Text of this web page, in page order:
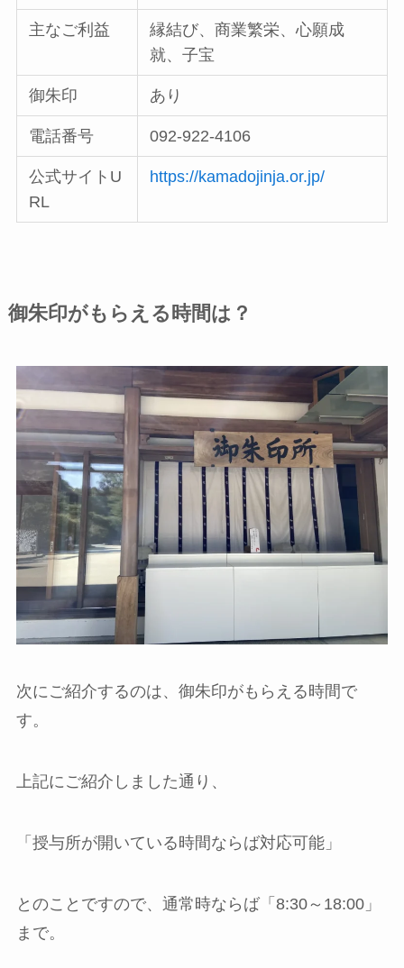
主なご利益
縁結び、商業繁栄、心願成
就、子宝
御朱印 あり
電話番号 092-922-4106
公式サイトU
RL
https://kamadojinja.or.jp/
御朱印がもらえる時間は？
次にご紹介するのは、御朱印がもらえる時間で
す。
上記にご紹介しました通り、
「授与所が開いている時間ならば対応可能」
とのことですので、通常時ならば「8:30～18:00」
まで。